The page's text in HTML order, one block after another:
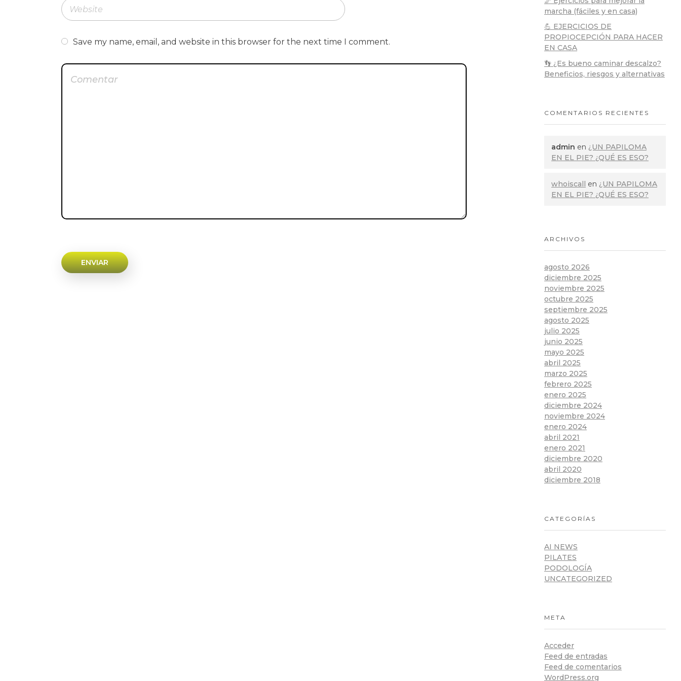
Save my name, email, and website in this browser for the next time I comment.
marcha (fáciles y en casa)
💪 EJERCICIOS DE
PROPIOCEPCIÓN PARA HACER
EN CASA
👣 ¿Es bueno caminar descalzo?
Beneficios, riesgos y alternativas
COMENTARIOS RECIENTES
admin en ¿UN PAPILOMA
EN EL PIE? ¿QUÉ ES ESO?
whoiscall en ¿UN PAPILOMA
EN EL PIE? ¿QUÉ ES ESO?
ARCHIVOS
agosto 2026
diciembre 2025
noviembre 2025
octubre 2025
septiembre 2025
agosto 2025
julio 2025
junio 2025
mayo 2025
abril 2025
marzo 2025
febrero 2025
enero 2025
diciembre 2024
noviembre 2024
enero 2024
abril 2021
enero 2021
diciembre 2020
abril 2020
diciembre 2018
CATEGORÍAS
AI NEWS
PILATES
PODOLOGÍA
UNCATEGORIZED
META
Acceder
Feed de entradas
Feed de comentarios
WordPress.org